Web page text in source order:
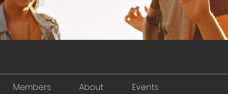
Members About Events